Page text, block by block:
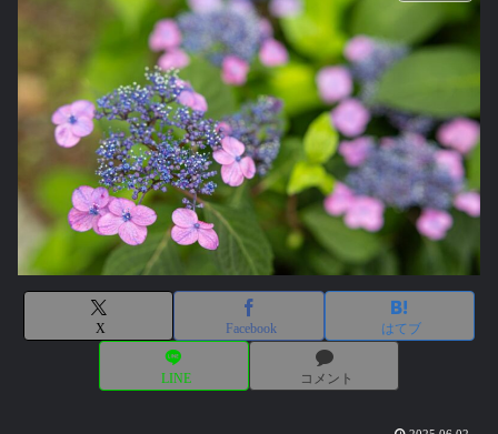
X Facebook はてブ
LINE コメント